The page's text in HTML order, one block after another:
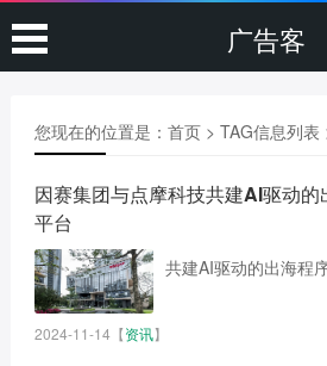
广告客
您现在的位置是： 首页> TAG信息列表
因赛集团与点摩科技共建AI驱动
平台
共建AI驱动的出海程
2024-11-14 【资讯】